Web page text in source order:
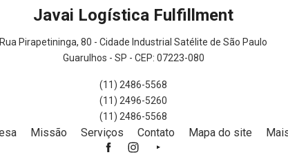
Javai Logística Fulfillment
Rua Pirapetininga, 80 - Cidade Industrial Satélite de São Paulo
Guarulhos - SP - CEP: 07223-080
(11) 2486-5568
(11) 2496-5260
(11) 2486-5568
Missão Serviços Contato Mapa do site